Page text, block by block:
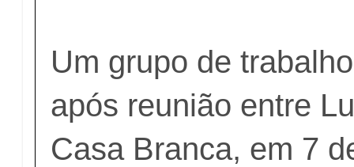
Um grupo de
após reunião entre
Casa Branca, em 7